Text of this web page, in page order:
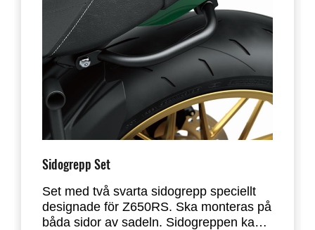
Sidogrepp Set
Set med två svarta sidogrepp speciellt
designade för Z650RS. Ska monteras på
båda sidor av sadeln. Sidogreppen kan